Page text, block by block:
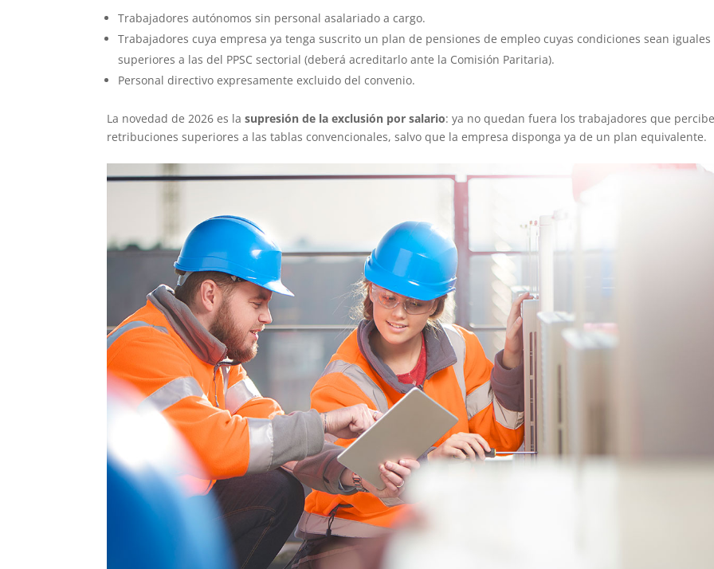
Trabajadores autónomos sin personal asalariado a cargo.
Trabajadores cuya empresa ya tenga suscrito un plan de pensiones de empleo cuyas condiciones sean iguales
superiores a las del PPSC sectorial (deberá acreditarlo ante la Comisión Paritaria).
Personal directivo expresamente excluido del convenio.
La novedad de 2026 es lasupresión de la exclusión por salario: ya no quedan fuera los trabajadores que
retribuciones superiores a las tablas convencionales, salvo que la empresa disponga ya de un plan equivalente.